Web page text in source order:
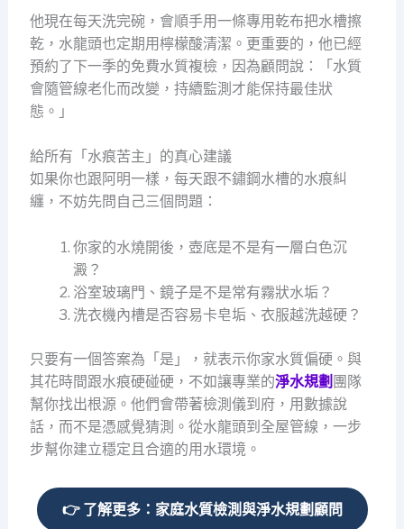
他現在每天洗完碗，會順手用一條專用乾布把水槽擦
乾，水龍頭也定期用檸檬酸清潔。更重要的，他已經
預約了下一季的免費水質複檢，因為顧問說：「水質
會隨管線老化而改變，持續監測才能保持最佳狀
態。」
給所有「水痕苦主」的真心建議
如果你也跟阿明一樣，每天跟不鏽鋼水槽的水痕糾
纏，不妨先問自己三個問題：
你家的水燒開後，壺底是不是有一層白色沉
澱？
浴室玻璃門、鏡子是不是常有霧狀水垢？
洗衣機內槽是否容易卡皂垢、衣服越洗越硬？
只要有一個答案為「是」，就表示你家水質偏硬。與
其花時間跟水痕硬碰硬，不如讓專業的淨水規劃 團隊
幫你找出根源。他們會帶著檢測儀到府，用數據說
話，而不是憑感覺猜測。從水龍頭到全屋管線，一步
步幫你建立穩定且合適的用水環境。
👉 了解更多：家庭水質檢測與淨水規劃顧問